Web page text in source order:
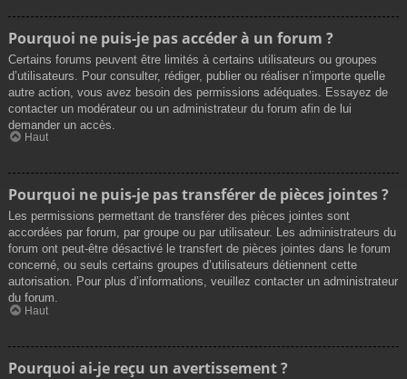
Pourquoi ne puis-je pas accéder à un forum ?
Certains forums peuvent être limités à certains utilisateurs ou groupes
d’utilisateurs. Pour consulter, rédiger, publier ou réaliser n’importe quelle
autre action, vous avez besoin des permissions adéquates. Essayez de
contacter un modérateur ou un administrateur du forum afin de lui
demander un accès.
Haut
Pourquoi ne puis-je pas transférer de pièces jointes ?
Les permissions permettant de transférer des pièces jointes sont
accordées par forum, par groupe ou par utilisateur. Les administrateurs du
forum ont peut-être désactivé le transfert de pièces jointes dans le forum
concerné, ou seuls certains groupes d’utilisateurs détiennent cette
autorisation. Pour plus d’informations, veuillez contacter un administrateur
du forum.
Haut
Pourquoi ai-je reçu un avertissement ?